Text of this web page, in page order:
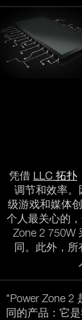
凭借 LLC 拓扑
调节和效率。
级游戏和媒体
个人最关心的
Zone 2 750W
同。此外，
"Power Zone 2
同的产品：它